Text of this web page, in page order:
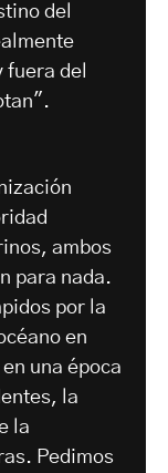
del
fuera del
ambos
para nada.
por la
en
una época
la
la
Pedimos